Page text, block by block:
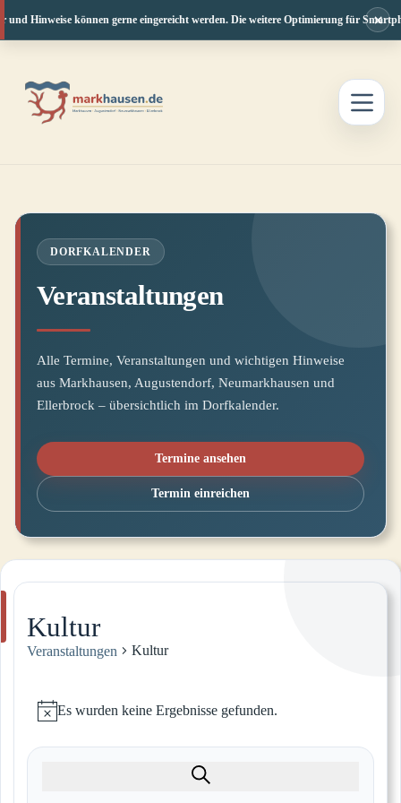
Hinweise können gerne eingereicht werden. Die weitere Optimierung für ×
springen
DORFKALENDER
Veranstaltungen
Alle Termine, Veranstaltungen und wichtigen Hinweise
aus Markhausen, Augustendorf, Neumarkhausen und
Ellerbrock – übersichtlich im Dorfkalender.
Termine ansehen
Termin einreichen
Kultur
Veranstaltungen Kultur
Veranstaltungen
Hinweis
Es wurden keine Ergebnisse gefunden.
Veranstaltungen